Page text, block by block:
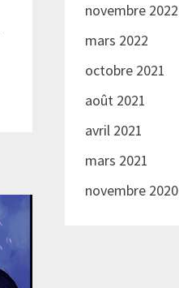
novembre 2022
mars 2022
octobre 2021
août 2021
avril 2021
mars 2021
novembre 2020